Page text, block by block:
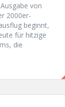
von
2000er-
beginnt,
für hitzige
die